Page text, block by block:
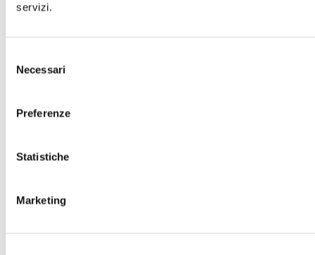
servizi.
delNecessari
Preferenze
Statistiche
Marketing